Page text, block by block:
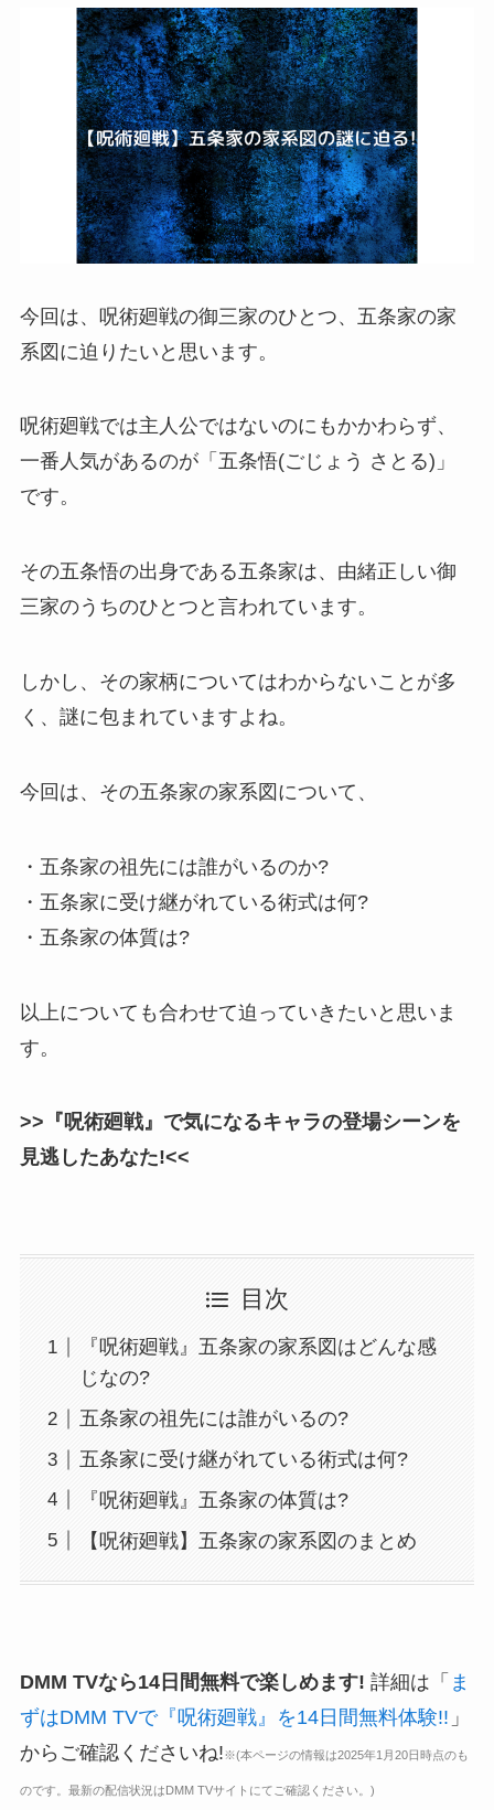
今回は、呪術廻戦の御三家のひとつ、五条家の家
系図に迫りたいと思います。
呪術廻戦では主人公ではないのにもかかわらず、
一番人気があるのが「五条悟(ごじょう さとる)」
です。
その五条悟の出身である五条家は、由緒正しい御
三家のうちのひとつと言われています。
しかし、その家柄についてはわからないことが多
く、謎に包まれていますよね。
今回は、その五条家の家系図について、
・五条家の祖先には誰がいるのか?
・五条家に受け継がれている術式は何?
・五条家の体質は?
以上についても合わせて迫っていきたいと思いま
す。
>>『呪術廻戦』で気になるキャラの登場シーンを
見逃したあなた!<<
目次
『呪術廻戦』五条家の家系図はどんな感
じなの?
五条家の祖先には誰がいるの?
五条家に受け継がれている術式は何?
『呪術廻戦』五条家の体質は?
【呪術廻戦】五条家の家系図のまとめ
DMM TVなら14日間無料で楽しめます! 詳細は「 ま
ずはDMM TVで『呪術廻戦』を14日間無料体験!! 」
からご確認くださいね!※(本ページの情報は2025年1月20日時点のも
のです。最新の配信状況はDMM TVサイトにてご確認ください。)